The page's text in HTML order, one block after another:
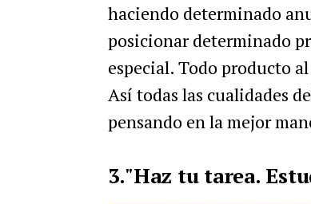
haciendo determinado
posicionar determinado
especial. Todo producto
Así todas las cualidades
pensando en la mejor
3."Haz tu tarea.